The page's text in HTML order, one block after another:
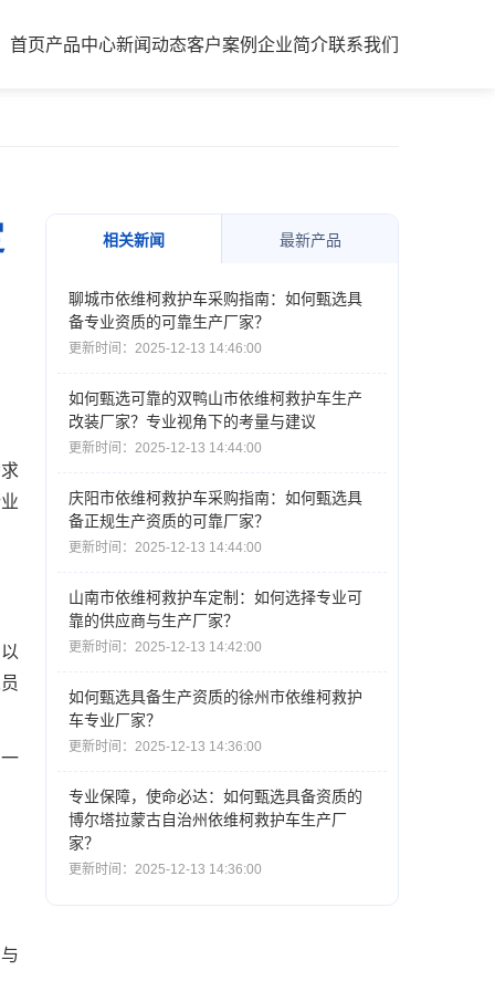
首页产品中心新闻动态客户案例 企业简介联系我们
相关新闻 最新产品
聊城市依维柯救护车采购指南：如何甄选具
备专业资质的可靠生产厂家？
更新时间：2025-12-13 14:46:00
如何甄选可靠的双鸭山市依维柯救护车生产
改装厂家？专业视角下的考量与建议
更新时间：2025-12-13 14:44:00
庆阳市依维柯救护车采购指南：如何甄选具
备正规生产资质的可靠厂家？
更新时间：2025-12-13 14:44:00
山南市依维柯救护车定制：如何选择专业可
靠的供应商与生产厂家？
更新时间：2025-12-13 14:42:00
如何甄选具备生产资质的徐州市依维柯救护
车专业厂家？
更新时间：2025-12-13 14:36:00
专业保障，使命必达：如何甄选具备资质的
博尔塔拉蒙古自治州依维柯救护车生产厂
家？
更新时间：2025-12-13 14:36:00